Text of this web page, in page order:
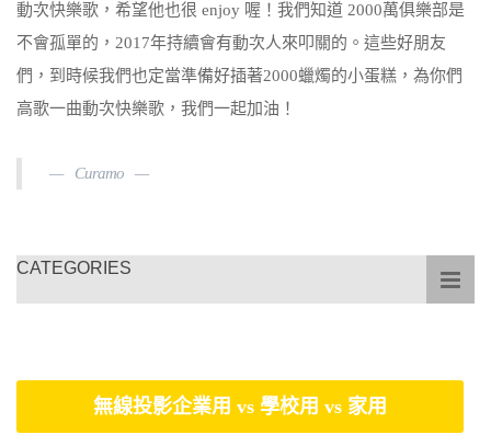
動次快樂歌，希望他也很 enjoy 喔！我們知道 2000萬俱樂部是
不會孤單的，2017年持續會有動次人來叩關的。這些好朋友
們，到時候我們也定當準備好插著2000蠟燭的小蛋糕，為你們
高歌一曲動次快樂歌，我們一起加油！
Curamo
CATEGORIES
無線投影企業用 vs 學校用 vs 家用